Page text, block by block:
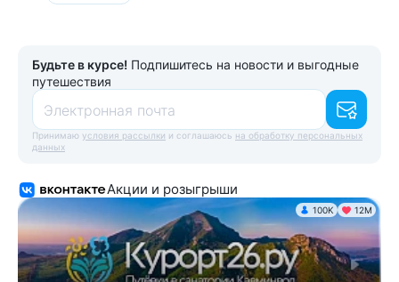
Будьте в курсе! Подпишитесь на новости и выгодные
путешествия
Электронная почта
Принимаю условия рассылки и соглашаюсь на обработку персональных
данных
Акции и розыгрыши
100K 12М